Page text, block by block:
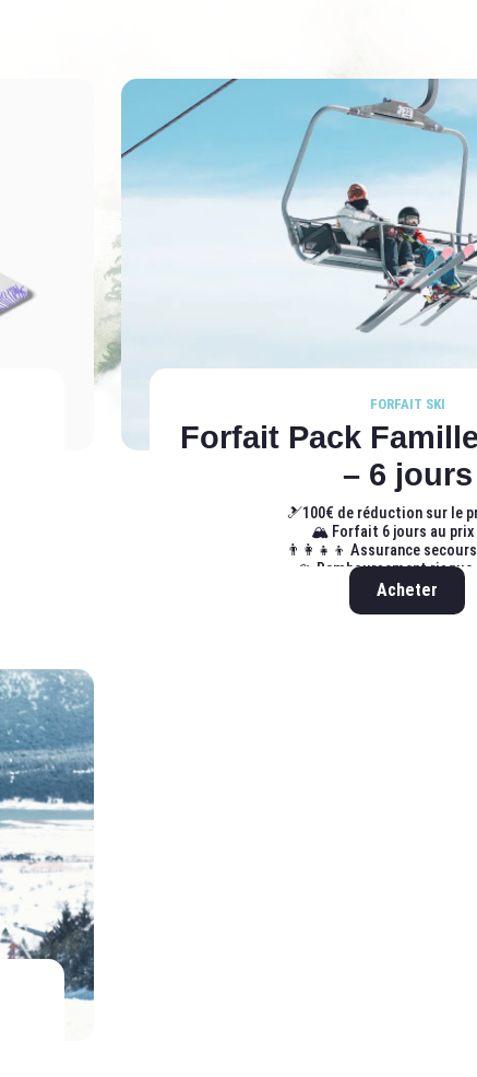
FORFAIT SKI
Forfait Pack
– 6 jours
🎿100€ de réduction sur le
🏔️ Forfait 6 jours au prix
👨‍👩‍👧‍👦 Assurance
🏔️ Remboursement risque
Acheter